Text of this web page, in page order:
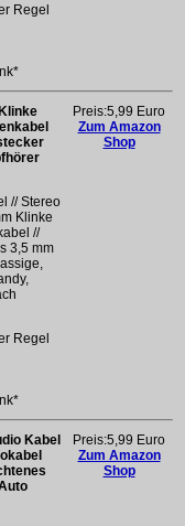
Regel
// Stereo
Klinke
//
3,5 mm
Regel
Preis:5,99 Euro
Zum Amazon
Shop
Kabel
Preis:5,99 Euro
Zum Amazon
Shop